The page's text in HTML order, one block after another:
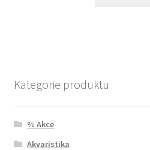
Kategorie produktu
% Akce
Akvaristika